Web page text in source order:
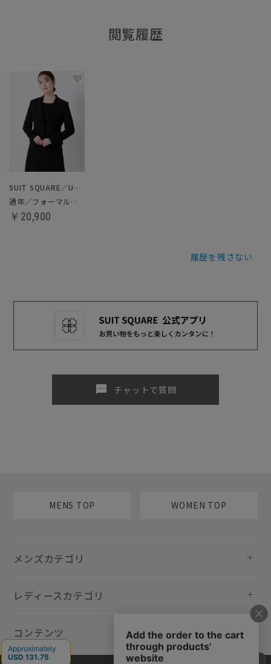
閲覧履歴
SUIT SQUARE／UNIVERSAL LANGUAGE／WHITE
通年／フォーマルジャケット
￥20,900
履歴を残さない
sms チャットで質問
MENS TOP WOMEN TOP
メンズカテゴリ
レディースカテゴリ
コンテンツ